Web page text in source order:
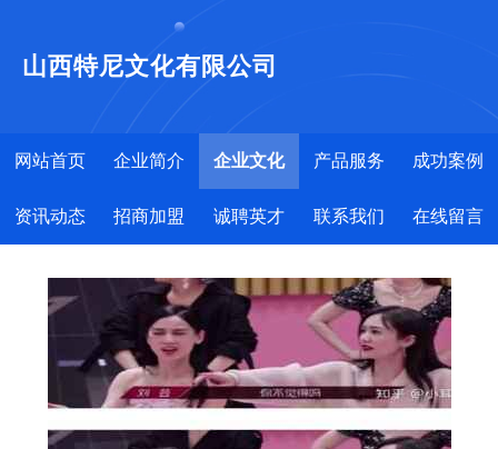
山西特尼文化有限公司
网站首页 企业简介 企业文化 产品服务 成功案例
资讯动态 招商加盟 诚聘英才 联系我们 在线留言